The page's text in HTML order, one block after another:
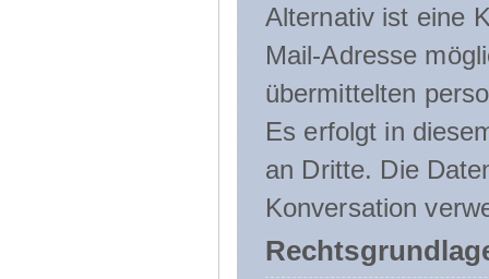
Alternativ ist eine
Mail-Adresse
übermittelten
Es erfolgt in
an Dritte. Die
Konversation